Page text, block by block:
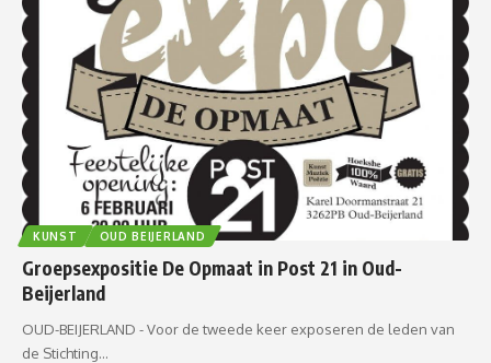
KUNST OUD BEIJERLAND
Groepsexpositie De Opmaat in Post 21 in Oud-
Beijerland
OUD-BEIJERLAND - Voor de tweede keer exposeren de leden van
de Stichting…